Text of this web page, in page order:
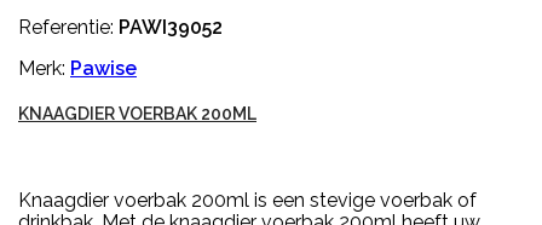
Referentie: PAWI39052
Merk: Pawise
KNAAGDIER VOERBAK 200ML
Knaagdier voerbak 200ml is een stevige voerbak of